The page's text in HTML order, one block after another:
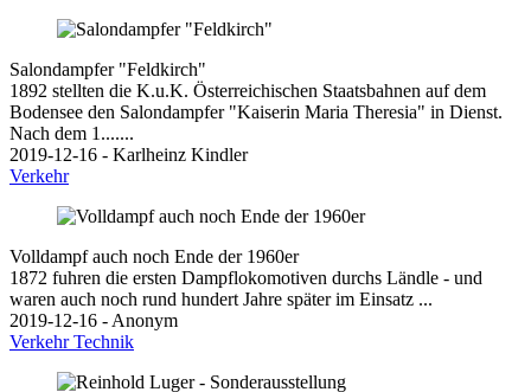
Salondampfer "Feldkirch"
1892 stellten die K.u.K. Österreichischen Staatsbahnen auf dem
Bodensee den Salondampfer "Kaiserin Maria Theresia" in Dienst.
Nach dem 1.......
2019-12-16 - Karlheinz Kindler
Verkehr
Volldampf auch noch Ende der 1960er
1872 fuhren die ersten Dampflokomotiven durchs Ländle - und
waren auch noch rund hundert Jahre später im Einsatz ...
2019-12-16 - Anonym
VerkehrTechnik